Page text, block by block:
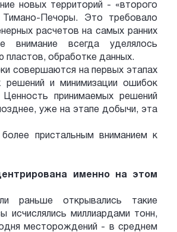
новых территорий - «второго
Тимано-Печоры. Это требовало
расчетов на самых ранних
внимание всегда уделялось
пластов, обработке данных.
совершаются на первых этапах
и минимизации ошибок
принимаемых решений
уже на этапе добычи, эта
пристальным вниманием к
именно на этом
раньше открывались такие
исчислялись миллиардами тонн,
месторождений - в среднем